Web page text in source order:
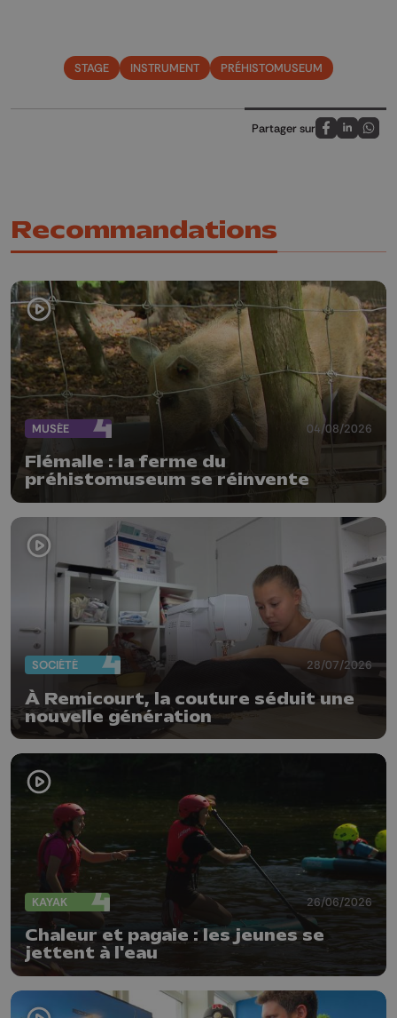
STAGE INSTRUMENT PRÉHISTOMUSEUM
Partager sur
Partagez sur
Partagez
Recommandations
MUSÉE 04/08/2026
Flémalle : la ferme du
préhistomuseum se réinvente
SOCIÉTÉ 28/07/2026
À Remicourt, la couture séduit une
nouvelle génération
KAYAK 26/06/2026
Chaleur et pagaie : les jeunes se
jettent à l'eau